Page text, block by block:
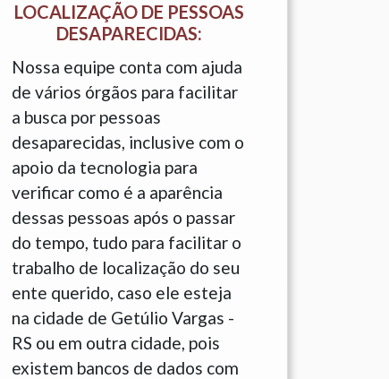
LOCALIZAÇÃO DE PESSOAS
DESAPARECIDAS:
Nossa equipe conta com ajuda
de vários órgãos para facilitar
a busca por pessoas
desaparecidas, inclusive com o
apoio da tecnologia para
verificar como é a aparência
dessas pessoas após o passar
do tempo, tudo para facilitar o
trabalho de localização do seu
ente querido, caso ele esteja
na cidade de Getúlio Vargas -
RS ou em outra cidade, pois
existem bancos de dados com